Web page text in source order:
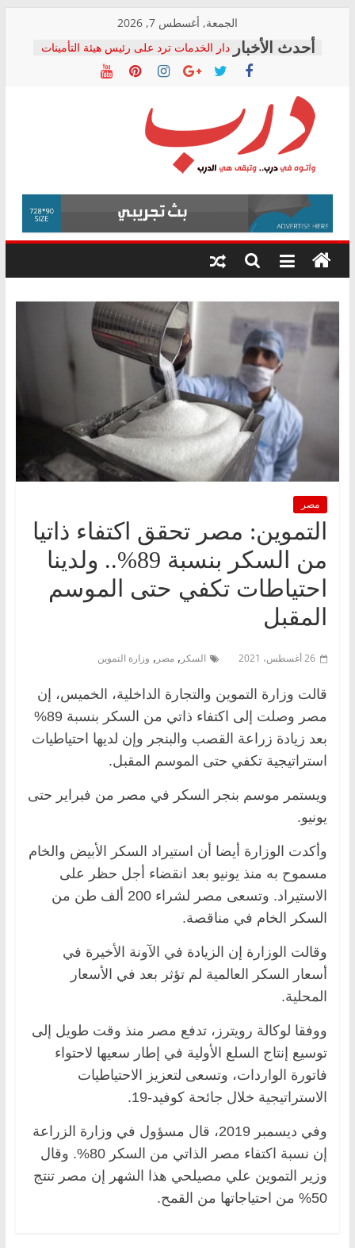
content
الجمعة, أغسطس 7, 2026
دار الخدمات ترد على رئيس هيئة التأمينات
بعد مؤتمره الصحفي: إنكار الأزمة لا ينهي
معاناة أصحاب المعاشات.. ونطالب بكشف
فرحات سليمان يكتب: القطاع الصحي إلى
أين؟
حزب التحالف الشعبي يطلق لجنة “الحق
في الصحة” بالإسكندرية لرصد الانتهاكات
ودعم المرضى
الوزاري لمدينة الصحفيين.. وانتهاء أعمال
إنشاء المبنى الإداري
المجلس القومي لحقوق الإنسان يعلن
متابعة قضية الدكتور محمد زهران.. ويؤكد:
قرينة البراءة وضمانات المحاكمة العادلة
درب
وأتوه
درب..
وتبقى
هي
مصر
التموين: مصر تحقق اكتفاء ذاتيا
من السكر بنسبة 89%.. ولدينا
احتياطات تكفي حتى الموسم
المقبل
26 أغسطس، 2021 السكر , مصر , وزارة التموين
قالت وزارة التموين والتجارة الداخلية، الخميس، إن
مصر وصلت إلى اكتفاء ذاتي من السكر بنسبة 89%
بعد زيادة زراعة القصب والبنجر وإن لديها احتياطيات
استراتيجية تكفي حتى الموسم المقبل.
ويستمر موسم بنجر السكر في مصر من فبراير حتى
يونيو.
وأكدت الوزارة أيضا أن استيراد السكر الأبيض والخام
مسموح به منذ يونيو بعد انقضاء أجل حظر على
الاستيراد. وتسعى مصر لشراء 200 ألف طن من
السكر الخام في مناقصة.
وقالت الوزارة إن الزيادة في الآونة الأخيرة في
أسعار السكر العالمية لم تؤثر بعد في الأسعار
المحلية.
ووفقا لوكالة رويترز، تدفع مصر منذ وقت طويل إلى
توسيع إنتاج السلع الأولية في إطار سعيها لاحتواء
فاتورة الواردات، وتسعى لتعزيز الاحتياطيات
الاستراتيجية خلال جائحة كوفيد-19.
وفي ديسمبر 2019، قال مسؤول في وزارة الزراعة
إن نسبة اكتفاء مصر الذاتي من السكر 80%. وقال
وزير التموين علي مصيلحي هذا الشهر إن مصر تنتج
50% من احتياجاتها من القمح.